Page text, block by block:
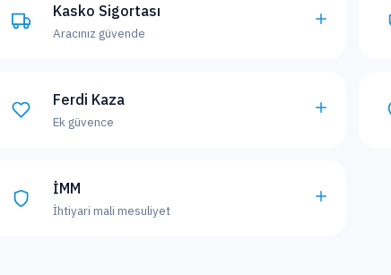
Kasko Sigortası
Aracınız güvende
Ferdi Kaza
Ek güvence
İMM
İhtiyari mali mesuliyet